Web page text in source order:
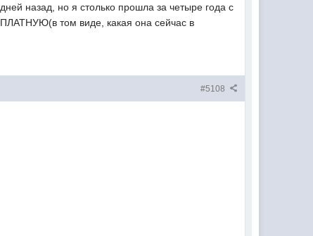
назад, но я столько прошла за четыре года с
том виде, какая она сейчас в
#5108